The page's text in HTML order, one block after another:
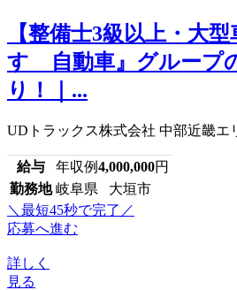
【整備士3級以上・大
すゞ自動車』グループ
り！｜...
UDトラックス株式会社 中部近畿エ
給与 年収例4,000,000円
勤務地 岐阜県 大垣市
＼最短45秒で完了／
応募へ進む
詳しく
見る